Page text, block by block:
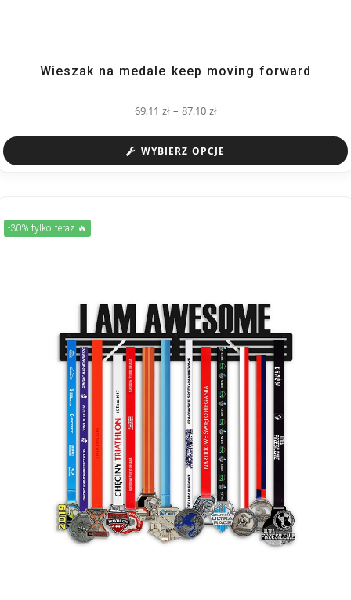
Wieszak na medale keep moving forward
69,11zł – 87,10zł
WYBIERZ OPCJE
-30% tylko teraz 🔥